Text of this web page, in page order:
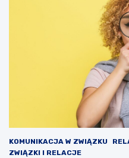
KOMUNIKACJA W ZWIĄZKU
ZWIĄZKI I RELACJE